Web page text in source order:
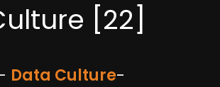
[22]
Data Culture-